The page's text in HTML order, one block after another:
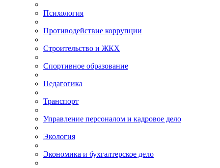
Психология
Противодействие коррупции
Строительство и ЖКХ
Спортивное образование
Педагогика
Транспорт
Управление персоналом и кадровое дело
Экология
Экономика и бухгалтерское дело